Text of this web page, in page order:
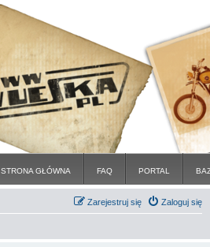
STRONA GŁÓWNA FAQ PORTAL
Zaloguj się
Zarejestruj się